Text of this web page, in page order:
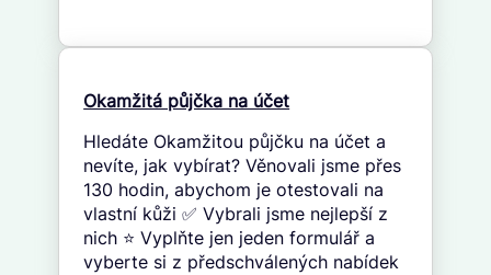
Okamžitá půjčka na účet
Hledáte Okamžitou půjčku na účet a
nevíte, jak vybírat? Věnovali jsme přes
130 hodin, abychom je otestovali na
vlastní kůži ✅ Vybrali jsme nejlepší z
nich ⭐ Vyplňte jen jeden formulář a
vyberte si z předschválených nabídek